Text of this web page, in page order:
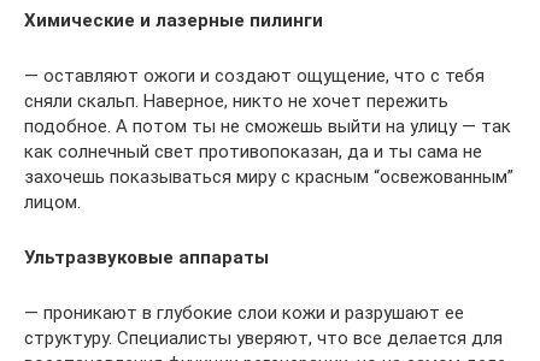
Химические и лазерные пилинги
— оставляют ожоги и создают ощущение, что с тебя
сняли скальп. Наверное, никто не хочет пережить
подобное. А потом ты не сможешь выйти на улицу — так
как солнечный свет противопоказан, да и ты сама не
захочешь показываться миру с красным “освежованным”
лицом.
Ультразвуковые аппараты
— проникают в глубокие слои кожи и разрушают ее
структуру. Специалисты уверяют, что все делается для